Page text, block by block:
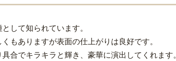
して知られています。
もありますが表面の仕上がりは良好です。
合でキラキラと輝き、豪華に演出してくれます。